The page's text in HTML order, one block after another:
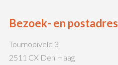
Bezoek- en postadres
Tournooiveld 3
2511 CX Den Haag